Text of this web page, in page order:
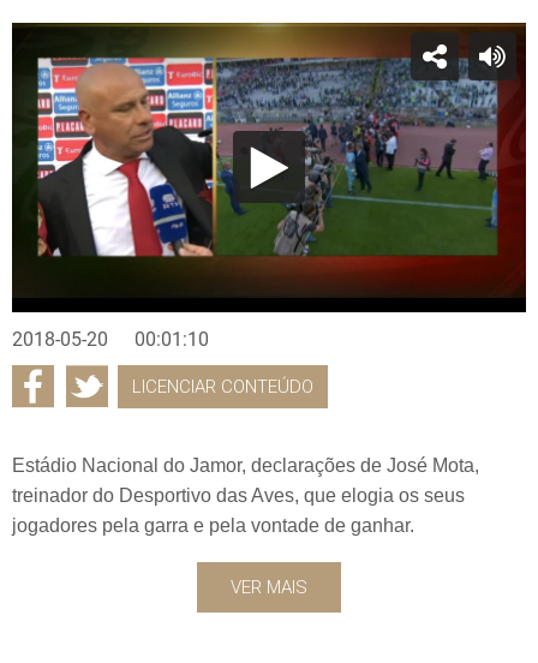
2018-05-20 00:01:10
LICENCIAR CONTEÚDO
Estádio Nacional do Jamor, declarações de José Mota,
treinador do Desportivo das Aves, que elogia os seus
jogadores pela garra e pela vontade de ganhar.
VER MAIS